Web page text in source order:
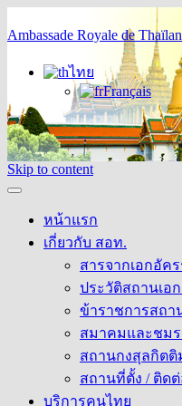
Ambassade Royale de
ไทย
Français
Skip to content
หน้าแรก
เกี่ยวกับ สอท.
สารจากเอกอัค
ประวัติสถานเอ
ข้าราชการสถา
สมาคมและชมร
สถานกงสุลกิตติ
สถานที่ตั้ง / ติด
บริการคนไทย